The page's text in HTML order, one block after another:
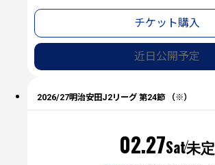
チケット購入
近日公開予定
2026/27明治安田J2リーグ 第24節 （※）
02.27Sat未定